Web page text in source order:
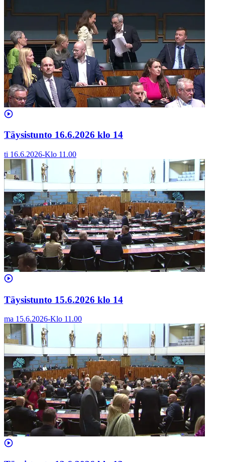
Täysistunto 16.6.2026 klo 14
ti 16.6.2026-Klo 11.00
Täysistunto 15.6.2026 klo 14
ma 15.6.2026-Klo 11.00